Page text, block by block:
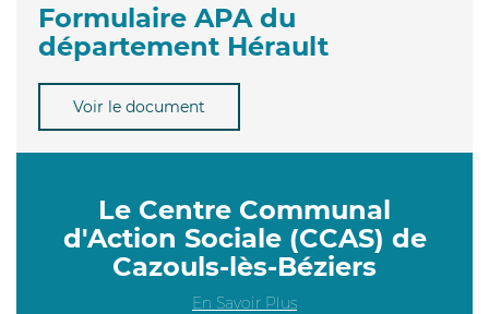
Formulaire APA du
département Hérault
Voir le document
Le Centre Communal
d'Action Sociale (CCAS) de
Cazouls-lès-Béziers
En Savoir Plus